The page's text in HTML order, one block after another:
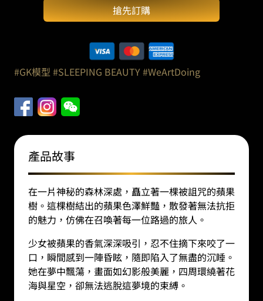
公
薔
薇
夢
（高
15.7
米）
搶先訂購
#GK模型 #SLEEPING BEAUTY#WeArtDoing
產品故事
在一片神秘的森林深處，矗立著一棵被詛咒的蘋果
樹。這棵樹結出的蘋果色澤鮮豔，散發著無法抗拒
的魅力，仿佛在召喚著每一位路過的旅人。
少女被蘋果的香氣深深吸引，忍不住摘下來咬了一
口，瞬間感到一陣昏眩，隨即陷入了無盡的沉睡。
她在夢中飄蕩，畫面如幻影般美麗，四周環繞著花
海與星空，卻無法逃脫這夢境的束縛。